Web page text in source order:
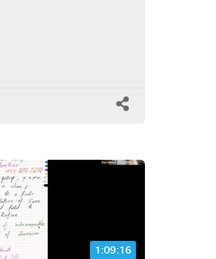
1:09:16